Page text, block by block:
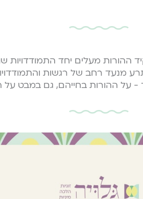
מעלים יחד התמודדויות
מנעד רחב של רגשות
- על ההורות בחייהם, גם במבט על